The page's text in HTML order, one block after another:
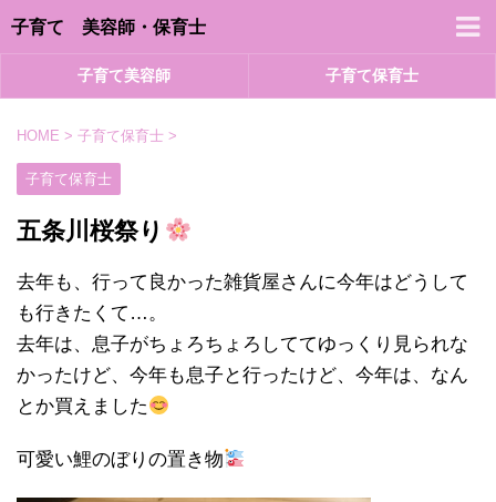
子育て 美容師・保育士
子育て美容師 子育て保育士
HOME > 子育て保育士 >
子育て保育士
五条川桜祭り
去年も、行って良かった雑貨屋さんに今年はどうして
も行きたくて…。
去年は、息子がちょろちょろしててゆっくり見られな
かったけど、今年も息子と行ったけど、今年は、なん
とか買えました
可愛い鯉のぼりの置き物